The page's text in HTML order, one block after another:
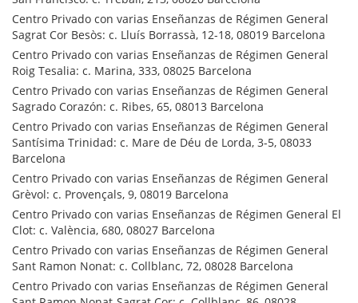
Centro Privado con varias Enseñanzas de Régimen General
Sagrat Cor Besòs: c. Lluís Borrassà, 12-18, 08019 Barcelona
Centro Privado con varias Enseñanzas de Régimen General
Roig Tesalia: c. Marina, 333, 08025 Barcelona
Centro Privado con varias Enseñanzas de Régimen General
Sagrado Corazón: c. Ribes, 65, 08013 Barcelona
Centro Privado con varias Enseñanzas de Régimen General
Santísima Trinidad: c. Mare de Déu de Lorda, 3-5, 08033
Barcelona
Centro Privado con varias Enseñanzas de Régimen General
Grèvol: c. Provençals, 9, 08019 Barcelona
Centro Privado con varias Enseñanzas de Régimen General El
Clot: c. València, 680, 08027 Barcelona
Centro Privado con varias Enseñanzas de Régimen General
Sant Ramon Nonat: c. Collblanc, 72, 08028 Barcelona
Centro Privado con varias Enseñanzas de Régimen General